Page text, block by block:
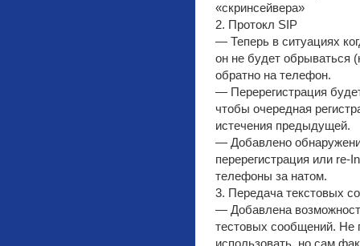
«скринсейвера»
2. Протокл SIP
— Теперь в ситуациях
он не будет обрываться
обратно на телефон.
— Перерегистрация
чтобы очередная
истечения предыдущей.
— Добавлено
перерегистрация или re-
телефоны за натом.
3. Передача текстовых
— Добавлена
тестовых сообщений. Не